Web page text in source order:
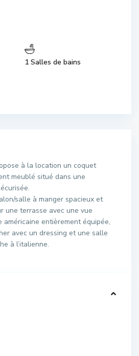
1 Salles de bains
à la location un coquet
meublé situé dans une
salle à manger spacieux et
une terrasse avec une vue
américaine entièrement équipée,
avec un dressing et une salle
à l’italienne.